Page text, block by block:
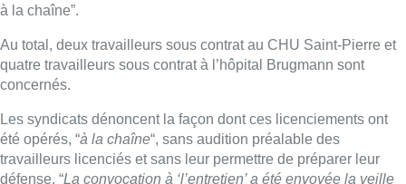
à la chaîne”.
Au total, deux travailleurs sous contrat au CHU Saint-Pierre et
quatre travailleurs sous contrat à l’hôpital Brugmann sont
concernés.
Les syndicats dénoncent la façon dont ces licenciements ont
été opérés, “à la chaîne“, sans audition préalable des
travailleurs licenciés et sans leur permettre de préparer leur
défense. “La convocation à ‘l’entretien’ a été envoyée la veille